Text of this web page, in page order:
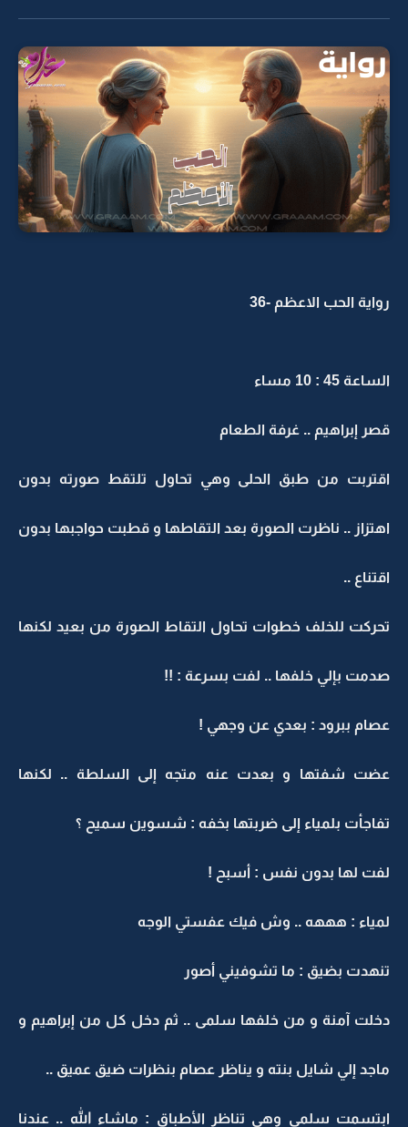
رواية الحب الاعظم -36
الساعة 45 : 10 مساء
قصر إبراهيم .. غرفة الطعام
اقتربت من طبق الحلى وهي تحاول تلتقط صورته بدون
اهتزاز .. ناظرت الصورة بعد التقاطها و قطبت حواجبها بدون
اقتناع ..
تحركت للخلف خطوات تحاول التقاط الصورة من بعيد لكنها
صدمت بإلي خلفها .. لفت بسرعة : !!
عصام ببرود : بعدي عن وجهي !
عضت شفتها و بعدت عنه متجه إلى السلطة .. لكنها
تفاجأت بلمياء إلى ضربتها بخفه : شسوين سميح ؟
لفت لها بدون نفس : أسبح !
لمياء : هههه .. وش فيك عفستي الوجه
تنهدت بضيق : ما تشوفيني أصور
دخلت آمنة و من خلفها سلمى .. ثم دخل كل من إبراهيم و
ماجد إلي شايل بنته و يناظر عصام بنظرات ضيق عميق ..
ابتسمت سلمى وهي تناظر الأطباق : ماشاء الله .. عندنا